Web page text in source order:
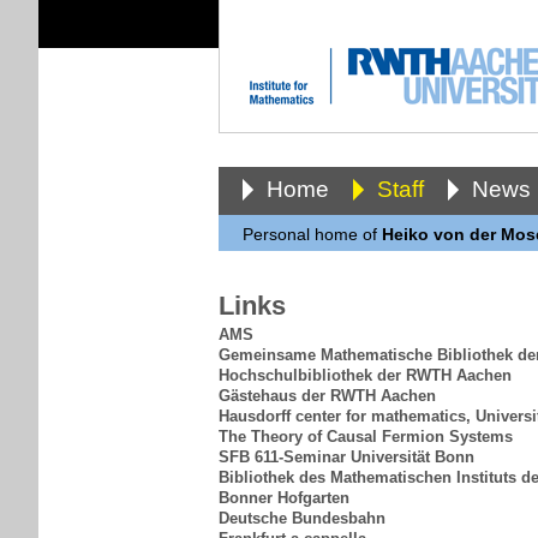
Home Staff News
Personal home of Heiko von der
Links
AMS
Gemeinsame Mathematische Bibliothek
Hochschulbibliothek der RWTH Aachen
Gästehaus der RWTH Aachen
Hausdorff center for mathematics,
The Theory of Causal Fermion Systems
SFB 611-Seminar Universität Bonn
Bibliothek des Mathematischen Instituts
Bonner Hofgarten
Deutsche Bundesbahn